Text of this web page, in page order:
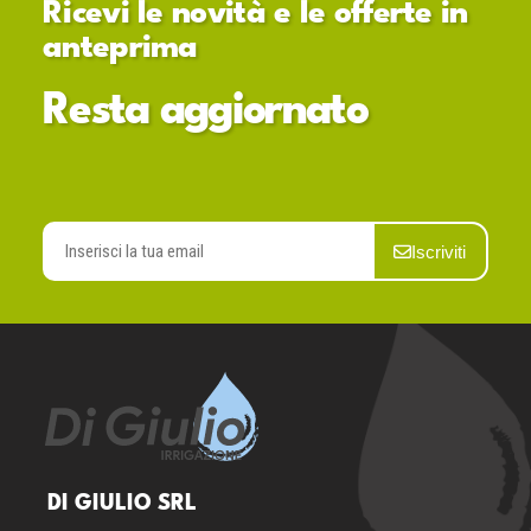
Ricevi le novità e le offerte in
anteprima
Resta aggiornato
Iscriviti
DI GIULIO SRL